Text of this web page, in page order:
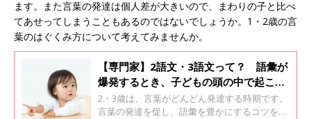
ます。また言葉の発達は個人差が大きいので、まわりの子と比べ
てあせってしまうこともあるのではないでしょうか。1・2歳の言
葉のはぐくみ方について考えてみませんか。
【専門家】2語文・3語文って？ 語彙が
爆発するとき、子どもの頭の中で起こっ
ていること
2・3歳は、言葉がどんどん発達する時期です。
言葉の発達を促し、語彙を豊かにするコツを言